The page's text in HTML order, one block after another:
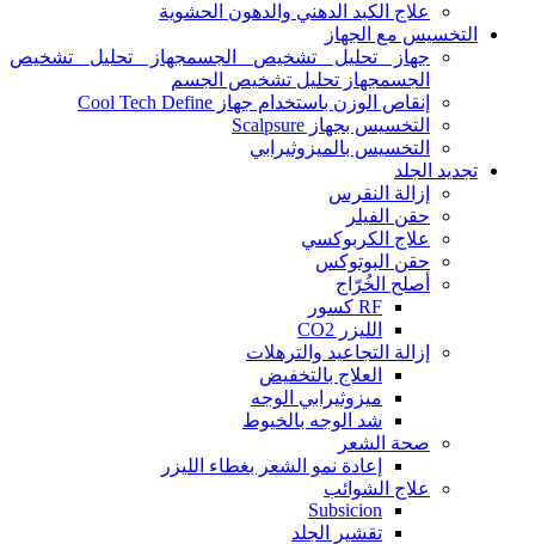
علاج الكبد الدهني والدهون الحشوية
التخسيس مع الجهاز
جهاز تحليل تشخيص الجسمجهاز تحليل تشخيص
الجسمجهاز تحليل تشخيص الجسم
إنقاص الوزن باستخدام جهاز Cool Tech Define
التخسيس بجهاز Scalpsure
التخسيس بالميزوثيرابي
تجديد الجلد
إزالة النقرس
حقن الفيلر
علاج الكربوكسي
حقن البوتوكس
أصلح الخُرّاج
RF كسور
الليزر CO2
إزالة التجاعيد والترهلات
العلاج بالتخفيض
ميزوثيرابي الوجه
شد الوجه بالخيوط
صحة الشعر
إعادة نمو الشعر بغطاء الليزر
علاج الشوائب
Subsicion
تقشير الجلد